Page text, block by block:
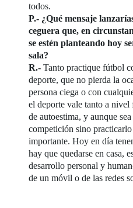
todos.
P.- ¿Qué mensaje
ceguera que, en
se estén planteando hoy
sala?
R.- Tanto practique fútbol
deporte, que no pierda la
persona ciega o con
el deporte vale tanto a
de autoestima, y aunque
competición sino
importante. Hoy en día
hay que quedarse en casa,
desarrollo personal y
de un móvil o de las redes